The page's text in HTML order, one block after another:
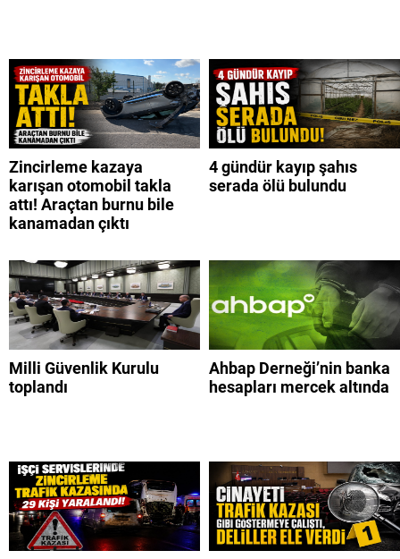
Zincirleme kazaya
karışan otomobil takla
attı! Araçtan burnu bile
kanamadan çıktı
4 gündür kayıp şahıs
serada ölü bulundu
Milli Güvenlik Kurulu
toplandı
Ahbap Derneği’nin banka
hesapları mercek altında